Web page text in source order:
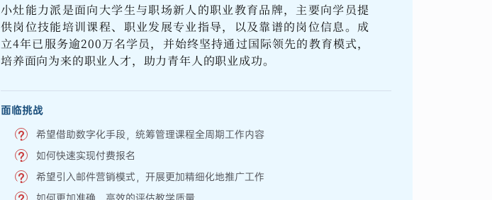
小灶能力派是面向大学生与职场新人的职业教育品牌，主要向学员提
供岗位技能培训课程、职业发展专业指导，以及靠谱的岗位信息。成
立4年已服务逾200万名学员，并始终坚持通过国际领先的教育模式，
培养面向为来的职业人才，助力青年人的职业成功。
面临挑战
希望借助数字化手段，统筹管理课程全周期工作内容
如何快速实现付费报名
希望引入邮件营销模式，开展更加精细化地推广工作